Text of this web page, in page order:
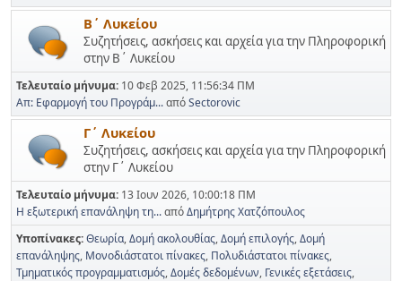
Β΄ Λυκείου
Συζητήσεις, ασκήσεις και αρχεία για την Πληροφορική
στην Β΄ Λυκείου
Τελευταίο μήνυμα: 10 Φεβ 2025, 11:56:34 ΠΜ
Απ: Εφαρμογή του Προγράμ...απόSectorovic
Γ΄ Λυκείου
Συζητήσεις, ασκήσεις και αρχεία για την Πληροφορική
στην Γ΄ Λυκείου
Τελευταίο μήνυμα: 13 Ιουν 2026, 10:00:18 ΠΜ
Η εξωτερική επανάληψη τη...απόΔημήτρης Χατζόπουλος
Υποπίνακες Θεωρία Δομή ακολουθίας Δομή επιλογής Δομή
επανάληψης Μονοδιάστατοι πίνακες Πολυδιάστατοι πίνακες
Τμηματικός προγραμματισμός Δομές δεδομένων Γενικές εξετάσεις